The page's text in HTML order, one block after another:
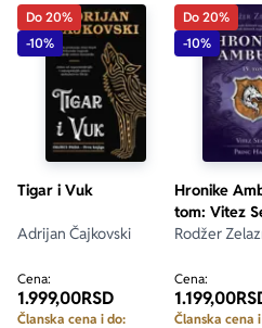
Do 20%
-10%
Tigar i Vuk
Adrijan Čajkovski
Cena:
1.999,00RSD
Članska cena i do:
Do 20%
-10%
Hronike
tom: Vitez
Princ Haosa
Rodžer
Cena:
1.199,00
Članska cena